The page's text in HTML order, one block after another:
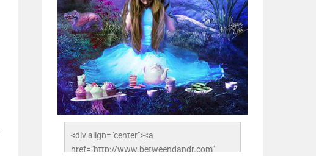
<div align="center"><a
href="http://www.betweendandr.com"